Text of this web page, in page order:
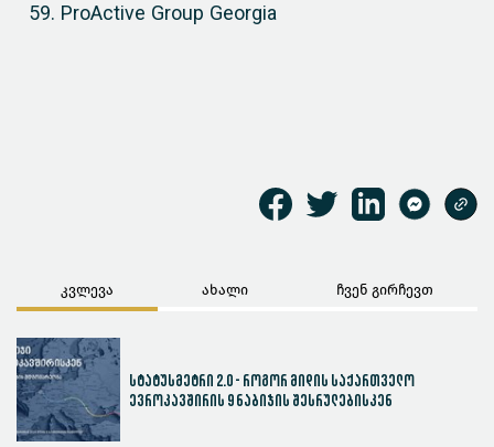
ProActive Group Georgia
კვლევა ახალი ჩვენ გირჩევთ
სტატუსმეტრი 2.0 - როგორ მიდის საქართველო
ევროკავშირის 9 ნაბიჯის შესრულებისკენ